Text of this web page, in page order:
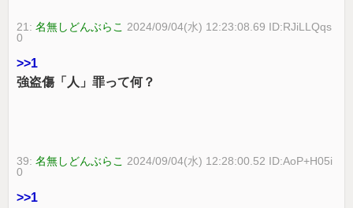
21:名無しどんぶらこ 2024/09/04(水) 12:23:08.69 ID:RJiLLQqs
0
>>1
強盗傷「人」罪って何？
39:名無しどんぶらこ 2024/09/04(水) 12:28:00.52 ID:AoP+H05i
0
>>1